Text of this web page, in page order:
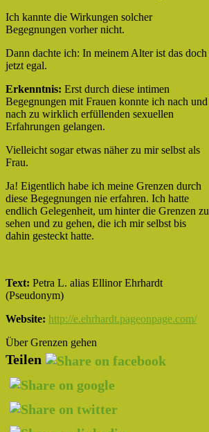
Ich kannte die Wirkungen solcher
Begegnungen vorher nicht.
Dann dachte ich: In meinem Alter ist das doch
jetzt egal.
Erkenntnis: Erst durch diese intimen
Begegnungen mit Frauen konnte ich nach und
nach zu wirklich erfüllenden sexuellen
Erfahrungen gelangen.
Vielleicht sogar etwas näher zu mir selbst als
Frau.
Ja! Eigentlich habe ich meine Grenzen durch
diese Begegnungen nie erfahren. Ich hatte
endlich Gelegenheit, um hinter die Grenzen zu
sehen und zu gehen, die ich mir selbst bis
dahin gesteckt hatte.
Text: Petra L. alias Ellinor Ehrhardt
(Pseudonym)
Website: http://e.ehrhardt.pageonpage.com/
Über Grenzen gehen
Teilen